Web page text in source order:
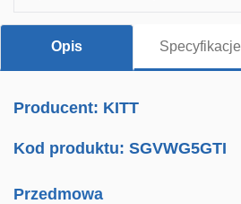
Opis Specyfikacje
Producent: KITT
Kod produktu:SGVWG5GTI
Przedmowa